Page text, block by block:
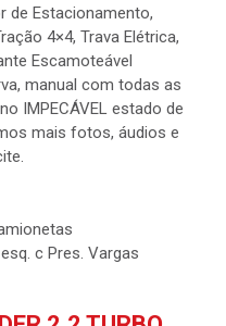
de Estacionamento,
4×4, Trava Elétrica,
Escamoteável
manual com todas as
IMPECÁVEL estado de
mais fotos, áudios e
c Pres. Vargas